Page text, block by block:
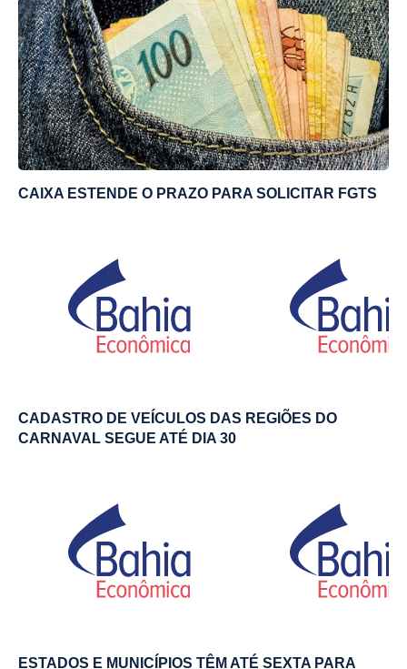
CAIXA ESTENDE O PRAZO PARA SOLICITAR FGTS
CADASTRO DE VEÍCULOS DAS REGIÕES DO
CARNAVAL SEGUE ATÉ DIA 30
ESTADOS E MUNICÍPIOS TÊM ATÉ SEXTA PARA